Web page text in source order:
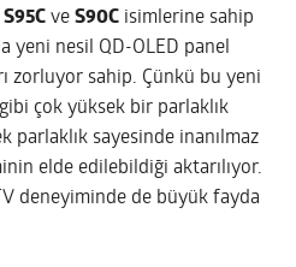
S95C veS90C isimlerine sahip
yeni nesil QD-OLED panel
zorluyor sahip. Çünkü bu yeni
çok yüksek bir parlaklık
parlaklık sayesinde inanılmaz
elde edilebildiği aktarılıyor.
deneyiminde de büyük fayda